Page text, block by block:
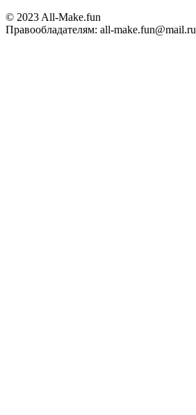
© 2023 All-Make.fun
Правообладателям: all-make.fun@mail.ru